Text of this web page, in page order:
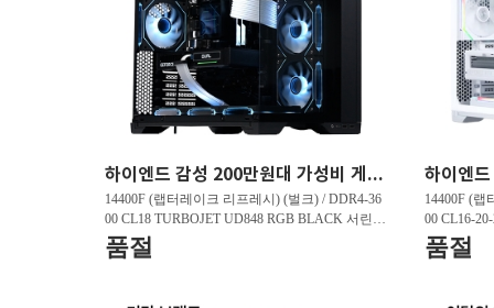
하이엔드 감성 200만원대 가성비 게이밍PC HY263 FHD 리그오브레전드 200 프레임 , 발로란트 240 프레임 , 배틀그라운드 150 프레임
14400F (랩터레이크 리프레시) (벌크) / DDR4-36
00 CL18 TURBOJET UD848 RGB BLACK 서린 (3
2GB(16Gx2)) / B760M DS3H D4 제이씨현 / 지포
스 RTX 5060 DUAL OC D7 8GB 이엠텍 / T500 M.
품절
14400F (랩
00 CL16-
5060
품절